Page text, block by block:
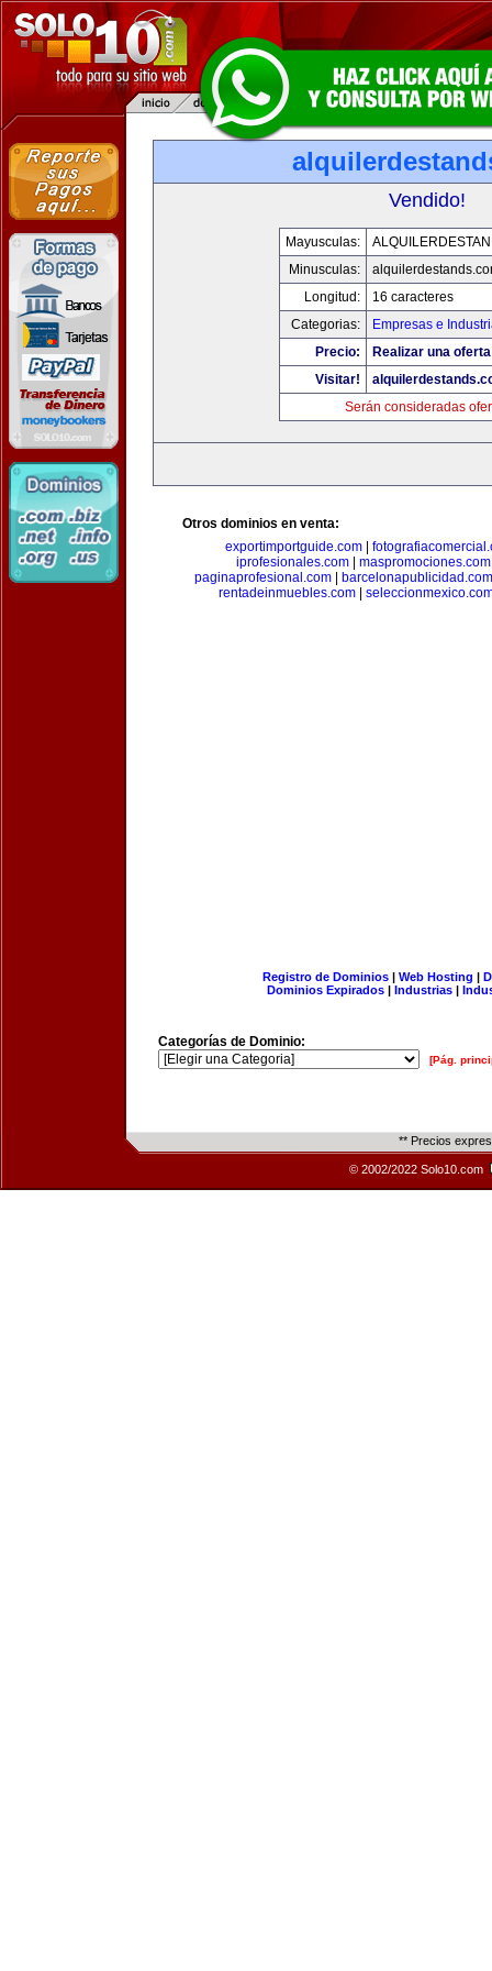
Vendido!
Mayusculas:
Minusculas:
Longitud:
16 caracteres
Categorias:
Empresas e
Precio:
Realizar una
Visitar!
Serán consideradas
Otros dominios en venta:
exportimportguide.com
iprofesionales.com
maspromociones.com
paginaprofesional.com|
barcelonapublicidad.com
rentadeinmuebles.com
Registro de Dominios| Web Hosting |
Dominios Expirados | Industrias |
Categorías de Dominio:
[Pág.
** Precios
© 2002/2022 Solo10.com